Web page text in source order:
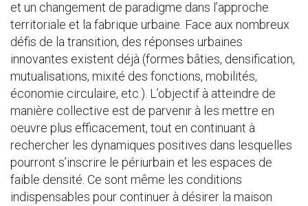
et un changement de paradigme dans l’approche
territoriale et la fabrique urbaine. Face aux nombreux
défis de la transition, des réponses urbaines
innovantes existent déjà (formes bâties, densification,
mutualisations, mixité des fonctions, mobilités,
économie circulaire, etc.). L’objectif à atteindre de
manière collective est de parvenir à les mettre en
oeuvre plus efficacement, tout en continuant à
rechercher les dynamiques positives dans lesquelles
pourront s’inscrire le périurbain et les espaces de
faible densité. Ce sont même les conditions
indispensables pour continuer à désirer la maison